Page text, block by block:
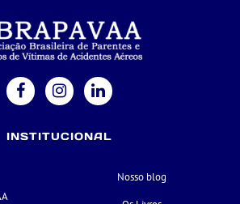
INSTITUCIONAL
Nosso blog